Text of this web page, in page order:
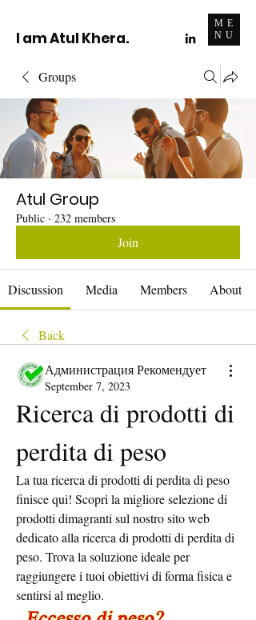
I am Atul Khera.
ME
NU
Groups
Atul Group
Public · 232 members
Join
Discussion Media Members About
Back
Администрация Рекомендует
September 7, 2023
Ricerca di prodotti di
perdita di peso
La tua ricerca di prodotti di perdita di peso
finisce qui! Scopri la migliore selezione di
prodotti dimagranti sul nostro sito web
dedicato alla ricerca di prodotti di perdita di
peso. Trova la soluzione ideale per
raggiungere i tuoi obiettivi di forma fisica e
sentirsi al meglio.